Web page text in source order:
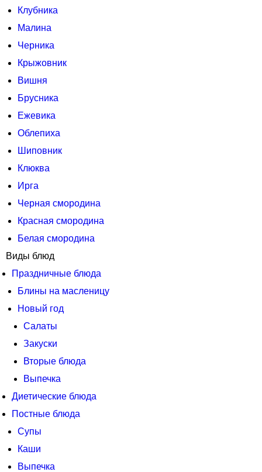
Клубника
Малина
Черника
Крыжовник
Вишня
Брусника
Ежевика
Облепиха
Шиповник
Клюква
Ирга
Черная смородина
Красная смородина
Белая смородина
Виды блюд
Праздничные блюда
Блины на масленицу
Новый год
Салаты
Закуски
Вторые блюда
Выпечка
Диетические блюда
Постные блюда
Супы
Каши
Выпечка